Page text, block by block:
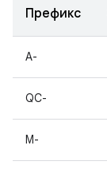
Префикс
A-
QC-
M-